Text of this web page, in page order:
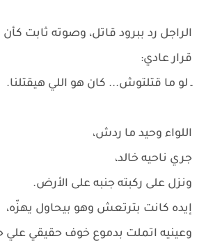
الراجل رد ببرود قاتل، وصوته ثابت
قرار عادي:
ـ لو ما قتلتوش... كان هو اللي هيقتلنا.
اللواء وحيد ما ردش،
جري ناحيه خالد،
ونزل على ركبته جنبه على الأرض.
إيده كانت بترتعش وهو بيحاول يهزّه،
وعينيه اتملت بدموع خوف حقيقي علي